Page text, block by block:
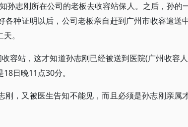
孙志刚所在公司的老板去收容站保人。之后，孙的
各种证明以后，公司老板亲自赶到广州市收容遣送
。
容站，这才知道孙志刚已经被送到医院(广州收容
日晚11点30分。
刚，又被医生告知不能见，而且必须是孙志刚亲属